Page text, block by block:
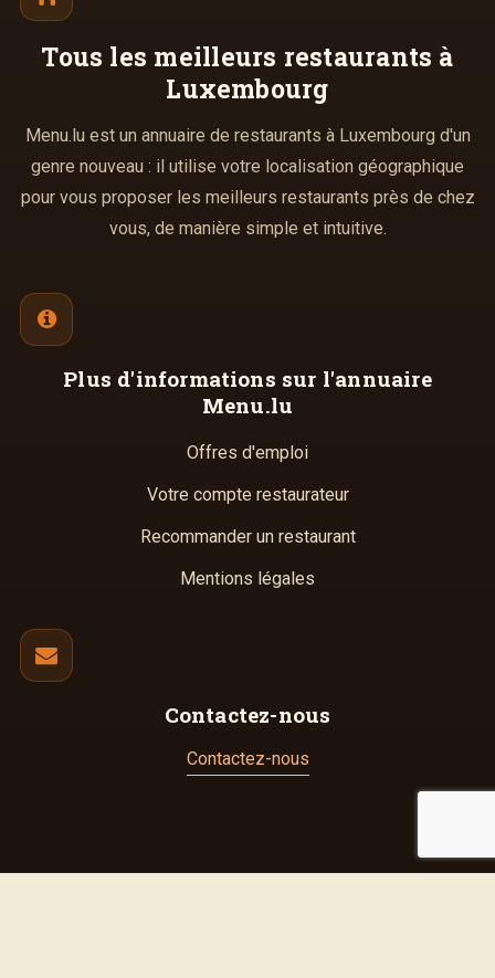
Tous les meilleurs restaurants à
Luxembourg
Menu.lu est un annuaire de restaurants à Luxembourg d'un
genre nouveau : il utilise votre localisation géographique
pour vous proposer les meilleurs restaurants près de chez
vous, de manière simple et intuitive.
Plus d'informations sur l'annuaire
Menu.lu
Offres d'emploi
Votre compte restaurateur
Recommander un restaurant
Mentions légales
Contactez-nous
Contactez-nous